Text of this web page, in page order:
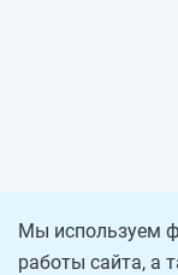
Мы используем
работы сайта, а